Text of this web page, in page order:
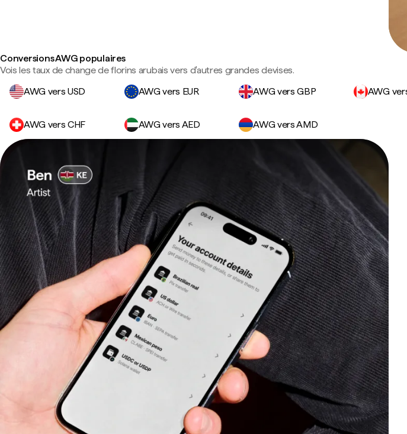
Conversions AWG populaires
Vois les taux de change de florins arubais vers d'autres grandes devises.
AWG vers USD
AWG vers EUR AWG vers GBP AWG
AWG vers CHF AWG vers AED AWG vers AMD